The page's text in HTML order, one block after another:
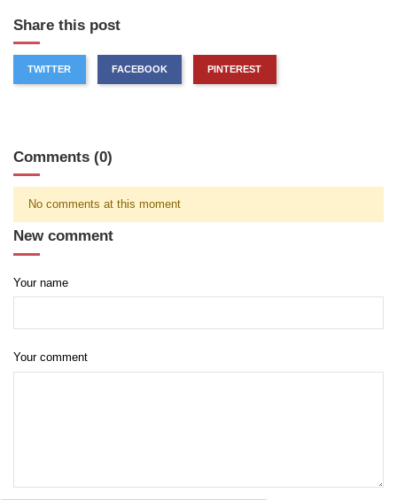
Share this post
TWITTER FACEBOOK PINTEREST
Comments (0)
No comments at this moment
New comment
Your name
Your comment